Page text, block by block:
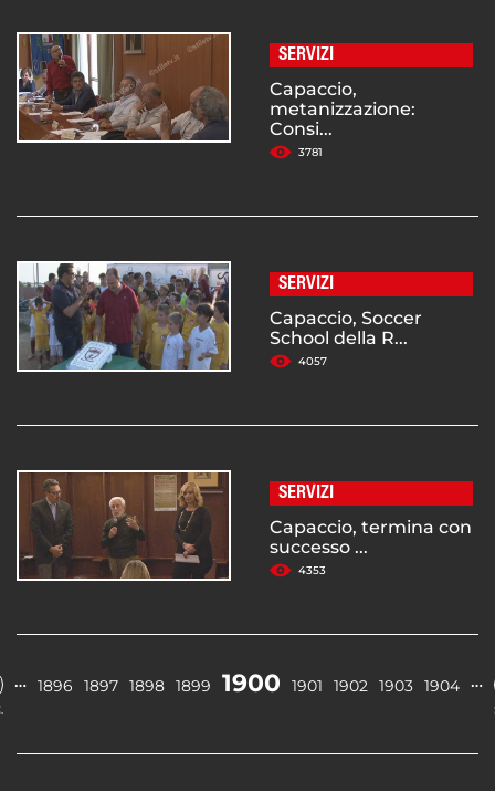
SERVIZI
Capaccio,
metanizzazione:
Consi...
3781
SERVIZI
Capaccio, Soccer
School della R...
4057
SERVIZI
Capaccio, termina con
successo ...
4353
… 1896 1897 1898 1899 1900 1901 1902 1903 1904 …